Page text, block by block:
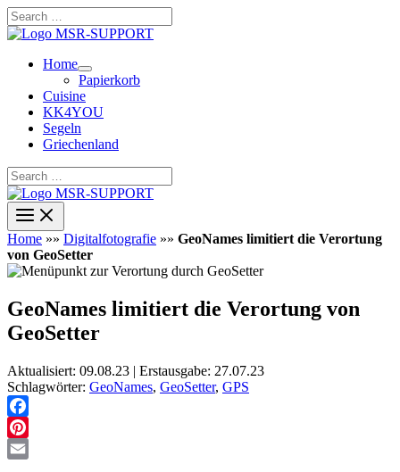
Zum
Inhalt
springen
Search
…
Home
Papierkorb
Cuisine
KK4YOU
Segeln
Griechenland
Search
…
Home »» Digitalfotografie »» GeoNames limitiert die Verortung
von GeoSetter
GeoNames limitiert die Verortung von
GeoSetter
Aktualisiert: 09.08.23 | Erstausgabe: 27.07.23
Schlagwörter: GeoNames, GeoSetter, GPS
Facebook
Pinterest